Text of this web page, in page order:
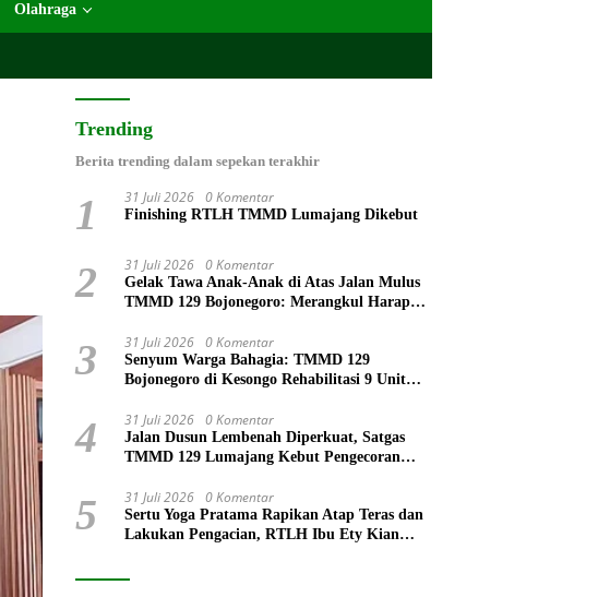
Olahraga
Trending
Berita trending dalam sepekan terakhir
1 31 Juli 2026 0 Komentar
Finishing RTLH TMMD Lumajang Dikebut
2 31 Juli 2026 0 Komentar
Gelak Tawa Anak-Anak di Atas Jalan Mulus
TMMD 129 Bojonegoro: Merangkul Harapan
3 31 Juli 2026 0 Komentar
Senyum Warga Bahagia: TMMD 129
Bojonegoro di Kesongo Rehabilitasi 9 Unit
4 31 Juli 2026 0 Komentar
Jalan Dusun Lembenah Diperkuat, Satgas
TMMD 129 Lumajang Kebut Pengecoran
5 31 Juli 2026 0 Komentar
Sertu Yoga Pratama Rapikan Atap Teras dan
Lakukan Pengacian, RTLH Ibu Ety Kian